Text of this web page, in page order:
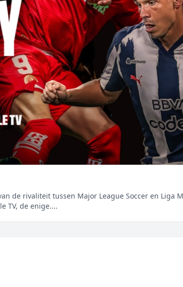
de rivaliteit tussen Major League Soccer en Liga
TV, de enige....